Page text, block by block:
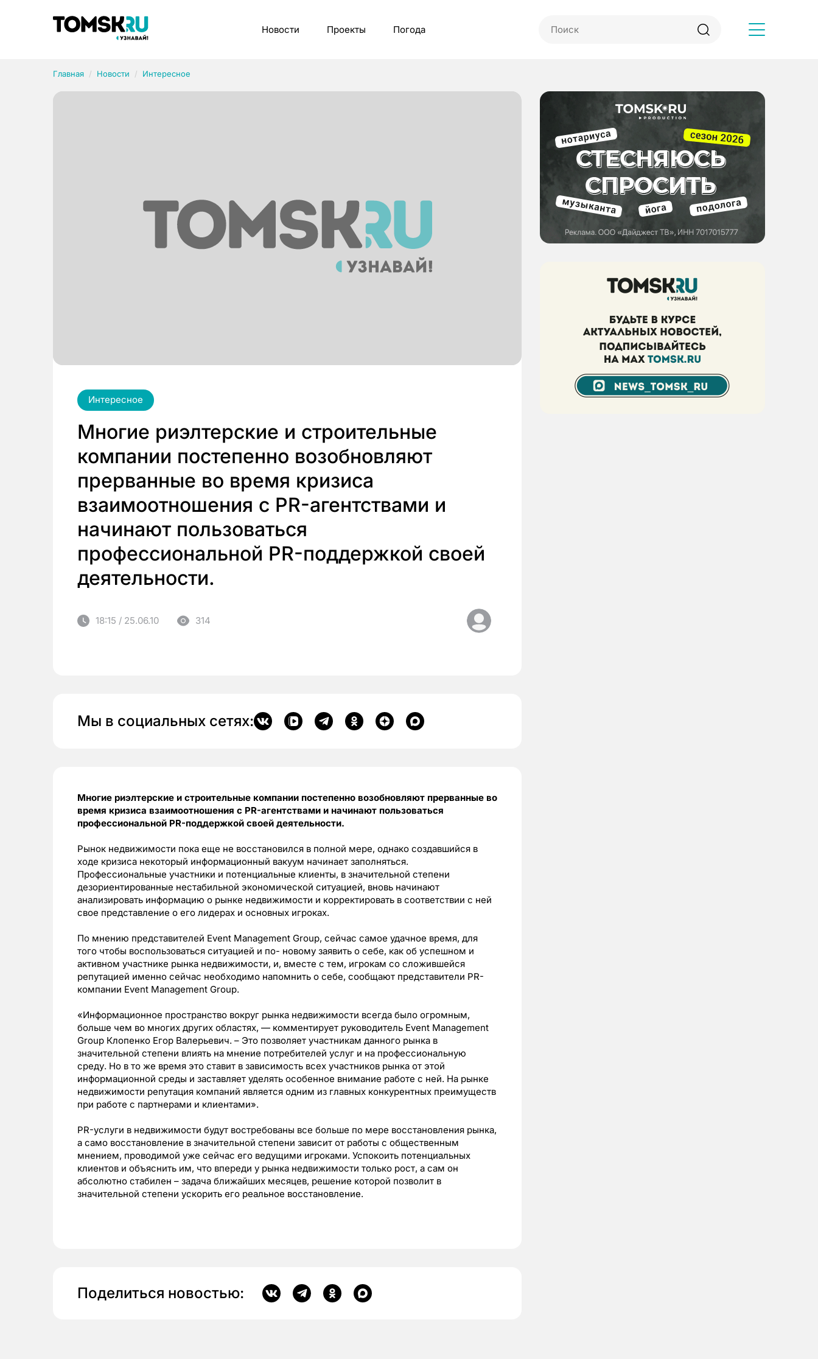
Новости Проекты Погода
Главная Новости Интересное
Интересное
Многие риэлтерские и строительные
компании постепенно возобновляют
прерванные во время кризиса
взаимоотношения с PR-агентствами и
начинают пользоваться
профессиональной PR-поддержкой своей
деятельности.
18:15 / 25.06.10 314
Мы в социальных сетях:
Многие риэлтерские и строительные компании постепенно возобновляют прерванные во
время кризиса взаимоотношения с PR-агентствами и начинают пользоваться
профессиональной PR-поддержкой своей деятельности.
Рынок недвижимости пока еще не восстановился в полной мере, однако создавшийся в
ходе кризиса некоторый информационный вакуум начинает заполняться.
Профессиональные участники и потенциальные клиенты, в значительной степени
дезориентированные нестабильной экономической ситуацией, вновь начинают
анализировать информацию о рынке недвижимости и корректировать в соответствии с ней
свое представление о его лидерах и основных игроках.
По мнению представителей Event Management Group, сейчас самое удачное время, для
того чтобы воспользоваться ситуацией и по- новому заявить о себе, как об успешном и
активном участнике рынка недвижимости, и, вместе с тем, игрокам со сложившейся
репутацией именно сейчас необходимо напомнить о себе, сообщают представители PR-
компании Event Management Group.
«Информационное пространство вокруг рынка недвижимости всегда было огромным,
больше чем во многих других областях, — комментирует руководитель Event Management
Group Клопенко Егор Валерьевич. – Это позволяет участникам данного рынка в
значительной степени влиять на мнение потребителей услуг и на профессиональную
среду. Но в то же время это ставит в зависимость всех участников рынка от этой
информационной среды и заставляет уделять особенное внимание работе с ней. На рынке
недвижимости репутация компаний является одним из главных конкурентных преимуществ
при работе с партнерами и клиентами».
PR-услуги в недвижимости будут востребованы все больше по мере восстановления рынка,
а само восстановление в значительной степени зависит от работы с общественным
мнением, проводимой уже сейчас его ведущими игроками. Успокоить потенциальных
клиентов и объяснить им, что впереди у рынка недвижимости только рост, а сам он
абсолютно стабилен – задача ближайших месяцев, решение которой позволит в
значительной степени ускорить его реальное восстановление.
Поделиться новостью:
Рубрики